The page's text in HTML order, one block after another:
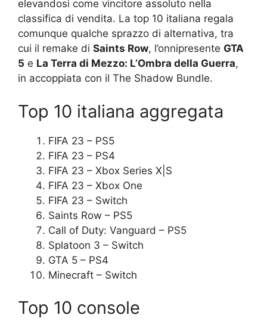
elevandosi come vincitore assoluto nella
classifica di vendita. La top 10 italiana regala
comunque qualche sprazzo di alternativa, tra
cui il remake di Saints Row, l’onnipresente GTA
5 e La Terra di Mezzo: L’Ombra della Guerra,
in accoppiata con il The Shadow Bundle.
Top 10 italiana aggregata
FIFA 23 – PS5
FIFA 23 – PS4
FIFA 23 – Xbox Series X|S
FIFA 23 – Xbox One
FIFA 23 – Switch
Saints Row – PS5
Call of Duty: Vanguard – PS5
Splatoon 3 – Switch
GTA 5 – PS4
Minecraft – Switch
Top 10 console